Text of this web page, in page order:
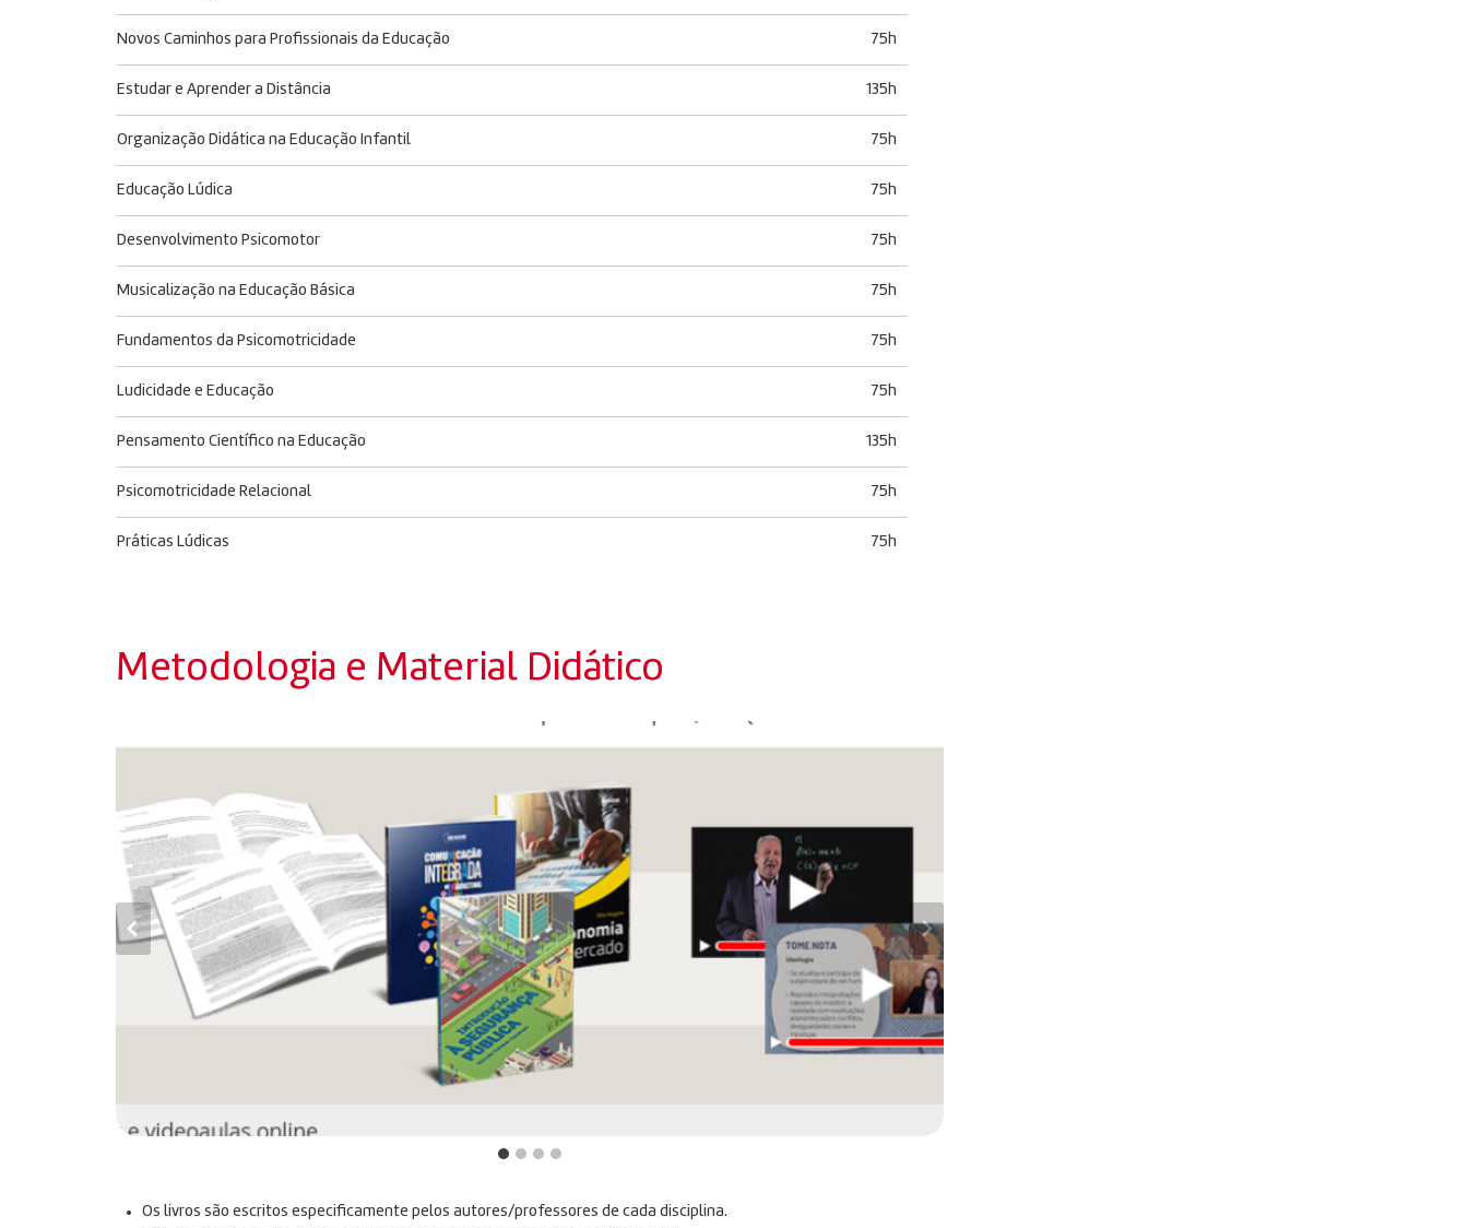
Novos Caminhos para Profissionais da Educação 75h
Estudar e Aprender a Distância 135h
Organização Didática na Educação Infantil 75h
Educação Lúdica 75h
Desenvolvimento Psicomotor 75h
Musicalização na Educação Básica 75h
Fundamentos da Psicomotricidade 75h
Ludicidade e Educação 75h
Pensamento Científico na Educação 135h
Psicomotricidade Relacional 75h
Práticas Lúdicas 75h
Metodologia e Material Didático
Os livros são escritos especificamente pelos autores/professores de cada disciplina.